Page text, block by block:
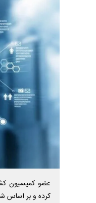
عضو کمیسیون
کرده و بر اساس